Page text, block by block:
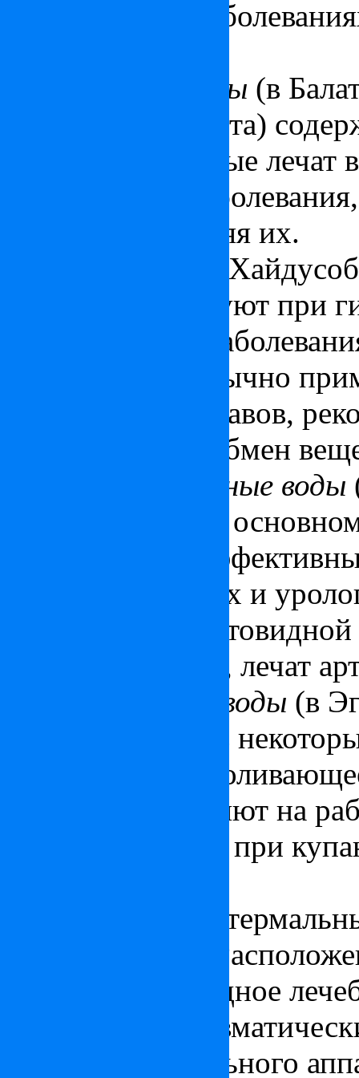
для питья при
Известковые воды (в
купален Будапешта)
гидрогена, которые
двигательные
на кости, укрепляя их.
(в
Параде) используют при
урологических
, обычно
заболеваний суставов,
Вода улучшает обмен
Йодистые, бромные воды
Хайдусобосло) в
Они особенно
гинекологических и
заболеваниях
кровообращение, лечат
Радиоактивные воды (в
Хевизе, а также в
оказывают
благотворно влияют на
Они полезны как при
Самый крупный
на озере Хевиз.
разлома тепловодное
помогает при
опорно-двигательного